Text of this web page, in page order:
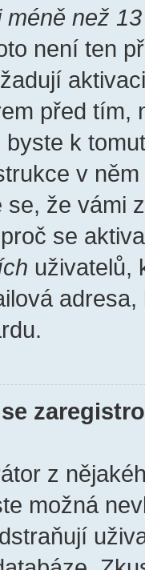
než
není ten
před tím,
k
v
se, že vámi
se
uživatelů,
z
možná